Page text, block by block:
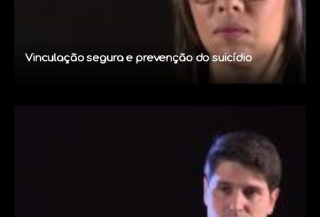
Vinculação segura e prevenção do suicídio